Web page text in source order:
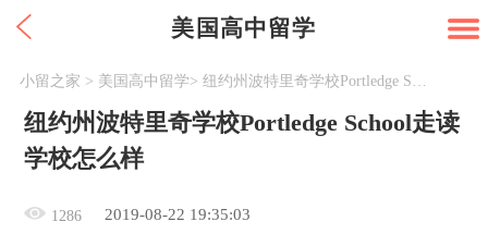
美国高中留学
小留之家 > 美国高中留学>
纽约州波特里奇学校Portledge School走读
学校怎么样
1286 2019-08-22 19:35:03